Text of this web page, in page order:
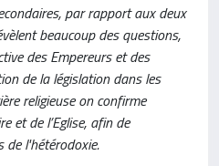
par rapport aux deux
beaucoup des questions,
des Empereurs et des
de la législation dans les
religieuse on confirme
et de l’Eglise, afin de
l'hétérodoxie.